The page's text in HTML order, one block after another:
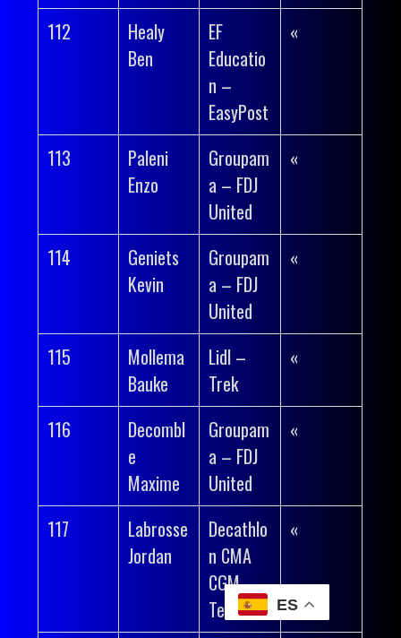
112
Healy
Ben
EF
Educatio
n –
EasyPost
«
113
Paleni
Enzo
Groupam
a – FDJ
United
«
114
Geniets
Kevin
Groupam
a – FDJ
United
«
115
Mollema
Bauke
Lidl –
Trek
«
116
Decombl
e
Maxime
Groupam
a – FDJ
United
«
117
Labrosse
Jordan
Decathlo
n CMA
CGM
Team
«
ES